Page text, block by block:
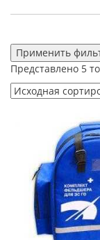
Применить
Представлено 5